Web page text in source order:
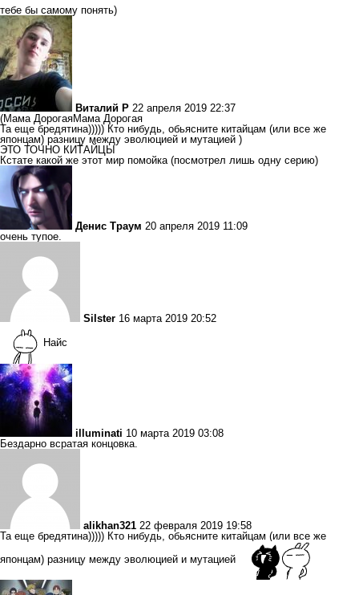
тебе бы самому понять)
Виталий Р 22 апреля 2019 22:37
(Мама ДорогаяМама Дорогая
Та еще бредятина))))) Кто нибудь, обьясните китайцам (или все же
японцам) разницу между эволюцией и мутацией )
ЭТО ТОЧНО КИТАЙЦЫ
Кстате какой же этот мир помойка (посмотрел лишь одну серию)
Денис Траум 20 апреля 2019 11:09
очень тупое.
Silster 16 марта 2019 20:52
Найс
illuminati 10 марта 2019 03:08
Бездарно всратая концовка.
alikhan321 22 февраля 2019 19:58
Та еще бредятина))))) Кто нибудь, обьясните китайцам (или все же
японцам) разницу между эволюцией и мутацией